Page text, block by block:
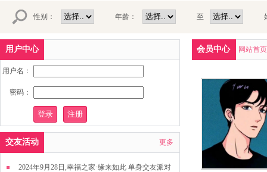
性别： 年龄： 至
会员中心 网站首页
用户中心
用户名：
密码：
交友活动 更多
2024年9月28日,幸福之家·缘来如此 单身交友派对